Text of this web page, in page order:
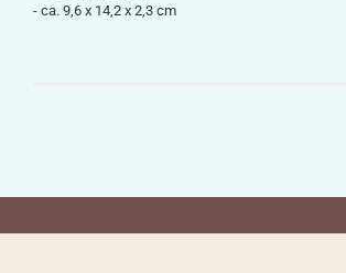
- ca. 9,6 x 14,2 x 2,3 cm